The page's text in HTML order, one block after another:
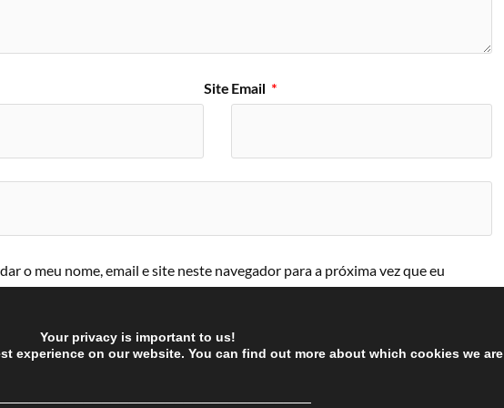
Email *
Site
o meu nome, email e site neste navegador para a próxima vez que eu
Your privacy is important to us!
experience on our website. You can find out more about which cookies we are